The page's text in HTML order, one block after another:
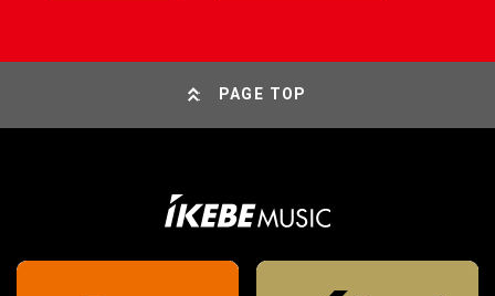
PAGE TOP